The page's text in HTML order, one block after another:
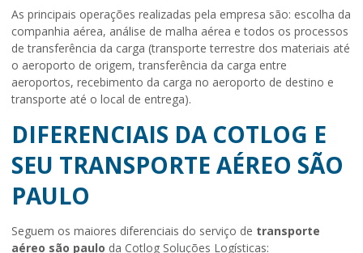
As principais operações realizadas pela empresa são: escolha da
companhia aérea, análise de malha aérea e todos os processos
de transferência da carga (transporte terrestre dos materiais até
o aeroporto de origem, transferência da carga entre
aeroportos, recebimento da carga no aeroporto de destino e
transporte até o local de entrega).
DIFERENCIAIS DA COTLOG E
SEU TRANSPORTE AÉREO SÃO
PAULO
Seguem os maiores diferenciais do serviço de transporte
aéreo são paulo da Cotlog Soluções Logísticas: